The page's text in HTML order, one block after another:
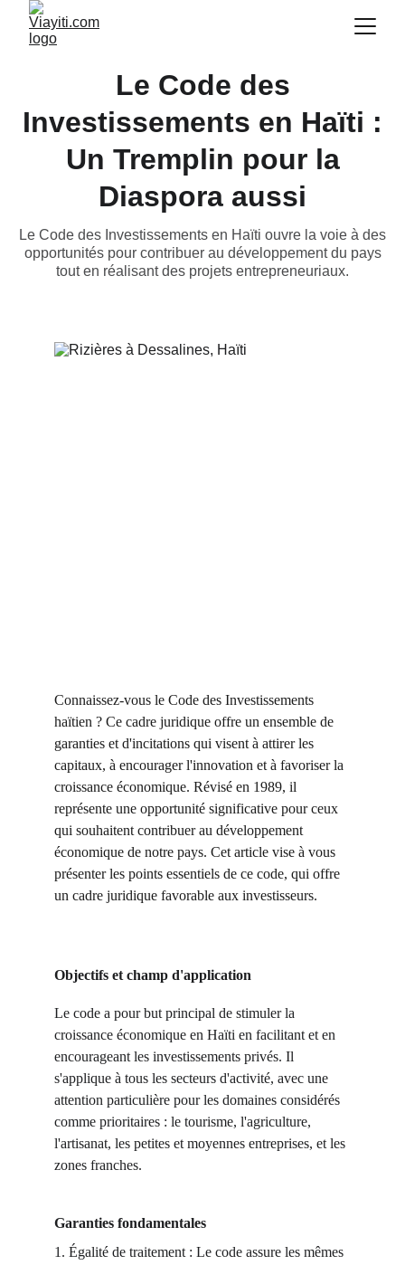
Le Code des
Investissements en Haïti :
Un Tremplin pour la
Diaspora aussi
Le Code des Investissements en Haïti ouvre la voie à des
opportunités pour contribuer au développement du pays
tout en réalisant des projets entrepreneuriaux.
Connaissez-vous le Code des Investissements
haïtien ? Ce cadre juridique offre un ensemble de
garanties et d'incitations qui visent à attirer les
capitaux, à encourager l'innovation et à favoriser la
croissance économique. Révisé en 1989, il
représente une opportunité significative pour ceux
qui souhaitent contribuer au développement
économique de notre pays. Cet article vise à vous
présenter les points essentiels de ce code, qui offre
un cadre juridique favorable aux investisseurs.
Objectifs et champ d'application
Le code a pour but principal de stimuler la
croissance économique en Haïti en facilitant et en
encourageant les investissements privés. Il
s'applique à tous les secteurs d'activité, avec une
attention particulière pour les domaines considérés
comme prioritaires : le tourisme, l'agriculture,
l'artisanat, les petites et moyennes entreprises, et les
zones franches.
Garanties fondamentales
1. Égalité de traitement : Le code assure les mêmes